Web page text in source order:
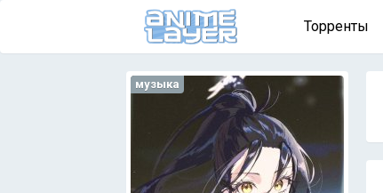
Торренты
музыка